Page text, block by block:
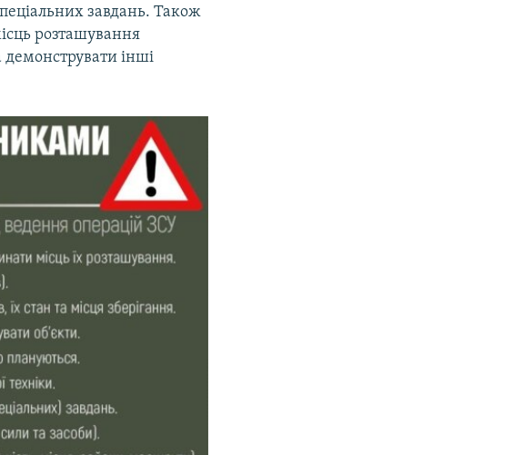
завдань. Також
розташування
демонструвати інші